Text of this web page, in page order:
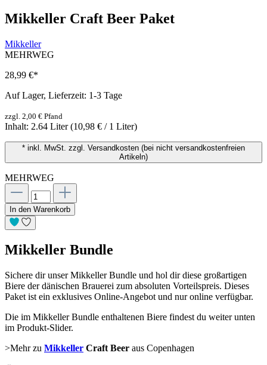
Mikkeller Craft Beer Paket
Mikkeller
MEHRWEG
28,99 €*
Auf Lager, Lieferzeit: 1-3 Tage
zzgl. 2,00 € Pfand
Inhalt: 2.64 Liter(10,98 € / 1 Liter)
* inkl. MwSt. zzgl. Versandkosten (bei nicht versandkostenfreien
Artikeln)
MEHRWEG
In den Warenkorb
Mikkeller Bundle
Sichere dir unser Mikkeller Bundle und hol dir diese großartigen
Biere der dänischen Brauerei zum absoluten Vorteilspreis. Dieses
Paket ist ein exklusives Online-Angebot und nur online verfügbar.
Die im Mikkeller Bundle enthaltenen Biere findest du weiter unten
im Produkt-Slider.
>Mehr zu Mikkeller Craft Beer aus Copenhagen